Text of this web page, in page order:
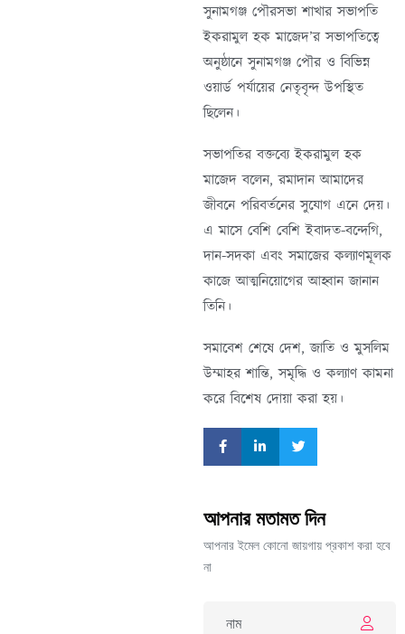
সুনামগঞ্জ পৌরসভা শাখার সভাপতি
ইকরামুল হক মাজেদ’র সভাপতিত্বে
অনুষ্ঠানে সুনামগঞ্জ পৌর ও বিভিন্ন
ওয়ার্ড পর্যায়ের নেতৃবৃন্দ উপস্থিত
ছিলেন।
সভাপতির বক্তব্যে ইকরামুল হক
মাজেদ বলেন, রমাদান আমাদের
জীবনে পরিবর্তনের সুযোগ এনে দেয়।
এ মাসে বেশি বেশি ইবাদত-বন্দেগি,
দান-সদকা এবং সমাজের কল্যাণমূলক
কাজে আত্মনিয়োগের আহ্বান জানান
তিনি।
সমাবেশ শেষে দেশ, জাতি ও মুসলিম
উম্মাহর শান্তি, সমৃদ্ধি ও কল্যাণ কামনা
করে বিশেষ দোয়া করা হয়।
আপনার মতামত দিন
আপনার ইমেল কোনো জায়গায় প্রকাশ করা হবে
না